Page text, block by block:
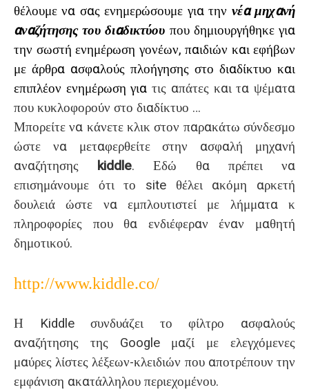
θέλουμε να σας ενημερώσουμε για την νέα μηχανή
αναζήτησης του διαδικτύου που δημιουργήθηκε για
την σωστή ενημέρωση γονέων, παιδιών και εφήβων
με άρθρα ασφαλούς πλοήγησης στο διαδίκτυο και
επιπλέον ενημέρωση γιατις απάτες και τα ψέματα
που κυκλοφορούν στο διαδίκτυο …
Μπορείτε να κάνετε κλικ στον παρακάτω σύνδεσμο
ώστε να μεταφερθείτε στην ασφαλή μηχανή
αναζήτησης kiddle. Εδώ θα πρέπει να
επισημάνουμε ότι το site θέλει ακόμη αρκετή
δουλειά ώστε να εμπλουτιστεί με λήμματα κ
πληροφορίες που θα ενδιέφεραν έναν μαθητή
δημοτικού.
http://www.kiddle.co/
Η Kiddle συνδυάζει το φίλτρο ασφαλούς
αναζήτησης της Google μαζί με ελεγχόμενες
μαύρες λίστες λέξεων-κλειδιών που αποτρέπουν την
εμφάνιση ακατάλληλου περιεχομένου.